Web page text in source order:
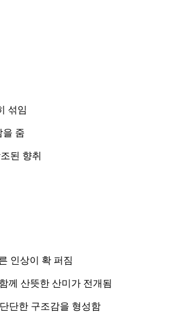
섞임
줌
된 향취
인상이 확 퍼짐
께 산뜻한 산미가 전개됨
단한 구조감을 형성함